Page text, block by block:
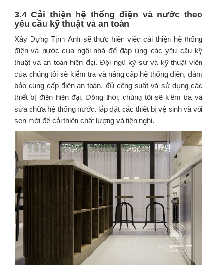
3.4 Cải thiện hệ thống điện và nước theo
yêu cầu kỹ thuật và an toàn
Xây Dựng Tịnh Anh sẽ thực hiện việc cải thiện hệ thống
điện và nước của ngôi nhà để đáp ứng các yêu cầu kỹ
thuật và an toàn hiện đại. Đội ngũ kỹ sư và kỹ thuật viên
của chúng tôi sẽ kiểm tra và nâng cấp hệ thống điện, đảm
bảo cung cấp điện an toàn, đủ công suất và sử dụng các
thiết bị điện hiện đại. Đồng thời, chúng tôi sẽ kiểm tra và
sửa chữa hệ thống nước, lắp đặt các thiết bị vệ sinh và vòi
sen mới để cải thiện chất lượng và tiện nghi.